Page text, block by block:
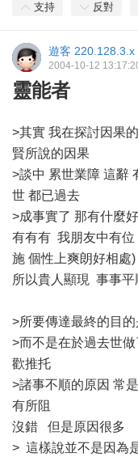
支持 反對
遊客 220.128.3.x
2004-10-12
靈能者
>其實 我在探討因果
賢所說的因果
>談中 累世業障 這辭
世 都已過去
>成事實了 那有什麼
有有有 我朋友中有
施 個性上爽朗好相處)
所以貴人顯現 事事
>所要傳達最終的目
>而不是在於過去世
歡推托
>諸事不順的原因 常
有所阻
沒錯 但是原因很多
> 這樣說並不是因為